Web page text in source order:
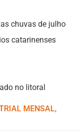
chuvas de julho
catarinenses
no litoral
MENSAL,ㅤ